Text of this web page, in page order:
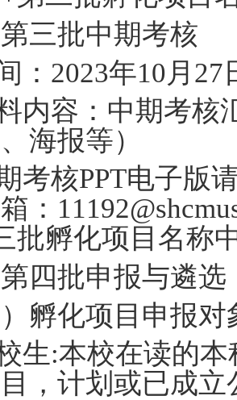
三批中期考核
：2023年10月27
内容：中期考核
海报等）
考核PPT电子版
：
批孵化项目名称
四批申报与遴选
）孵化项目申报
生:本校在读的
，计划或已成